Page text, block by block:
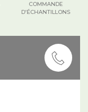
COMMANDE
D'ÉCHANTILLONS